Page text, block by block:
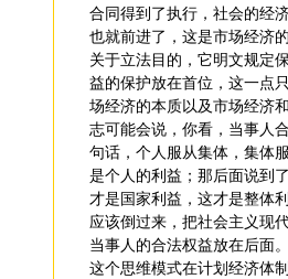
合同得到了执行，社会的经
也就前进了，这是市场经济
关于立法目的，它明文规定
益的保护放在首位，这一点
场经济的本质以及市场经济
志可能会说，你看，当事人
句话，个人服从集体，集体
是个人的利益；那后面说到
才是国家利益，这才是整体
应该倒过来，把社会主义现
当事人的合法权益放在后面
这个思维模式在计划经济体